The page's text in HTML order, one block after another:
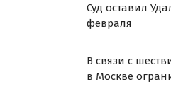
Суд оставил
февраля
В связи с
в Москве